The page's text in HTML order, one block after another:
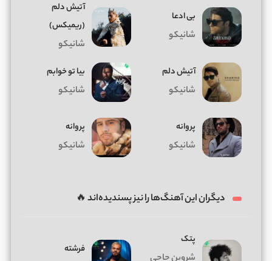
بی ادعا
شانیکو
آتیش دلم
(ریمیکس)
شانیکو
آتیش دلم
شانیکو
بیا تو خوابم
شانیکو
پروانه
شانیکو
پروانه
شانیکو
دیگران این آهنگ‌ها را نیز پسندیده‌اند 🔥
پتک
فرشته